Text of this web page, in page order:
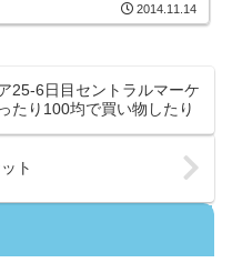
2014.11.14
25-6日目セントラルマーケ
たり100均で買い物したり
ト